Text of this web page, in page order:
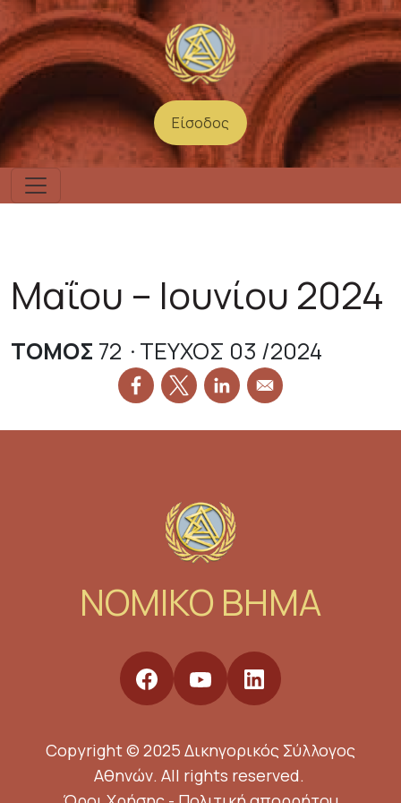
Παράκαμψη προς το κυρίως περιεχόμενο
User account menu
Είσοδος
Μαΐου – Ιουνίου 2024
ΤΟΜΟΣ 72 ΤΕΥΧΟΣ 03 2024
NOMIKO BHMA
Copyright © 2025 Δικηγορικός Σύλλογος
Αθηνών. All rights reserved.